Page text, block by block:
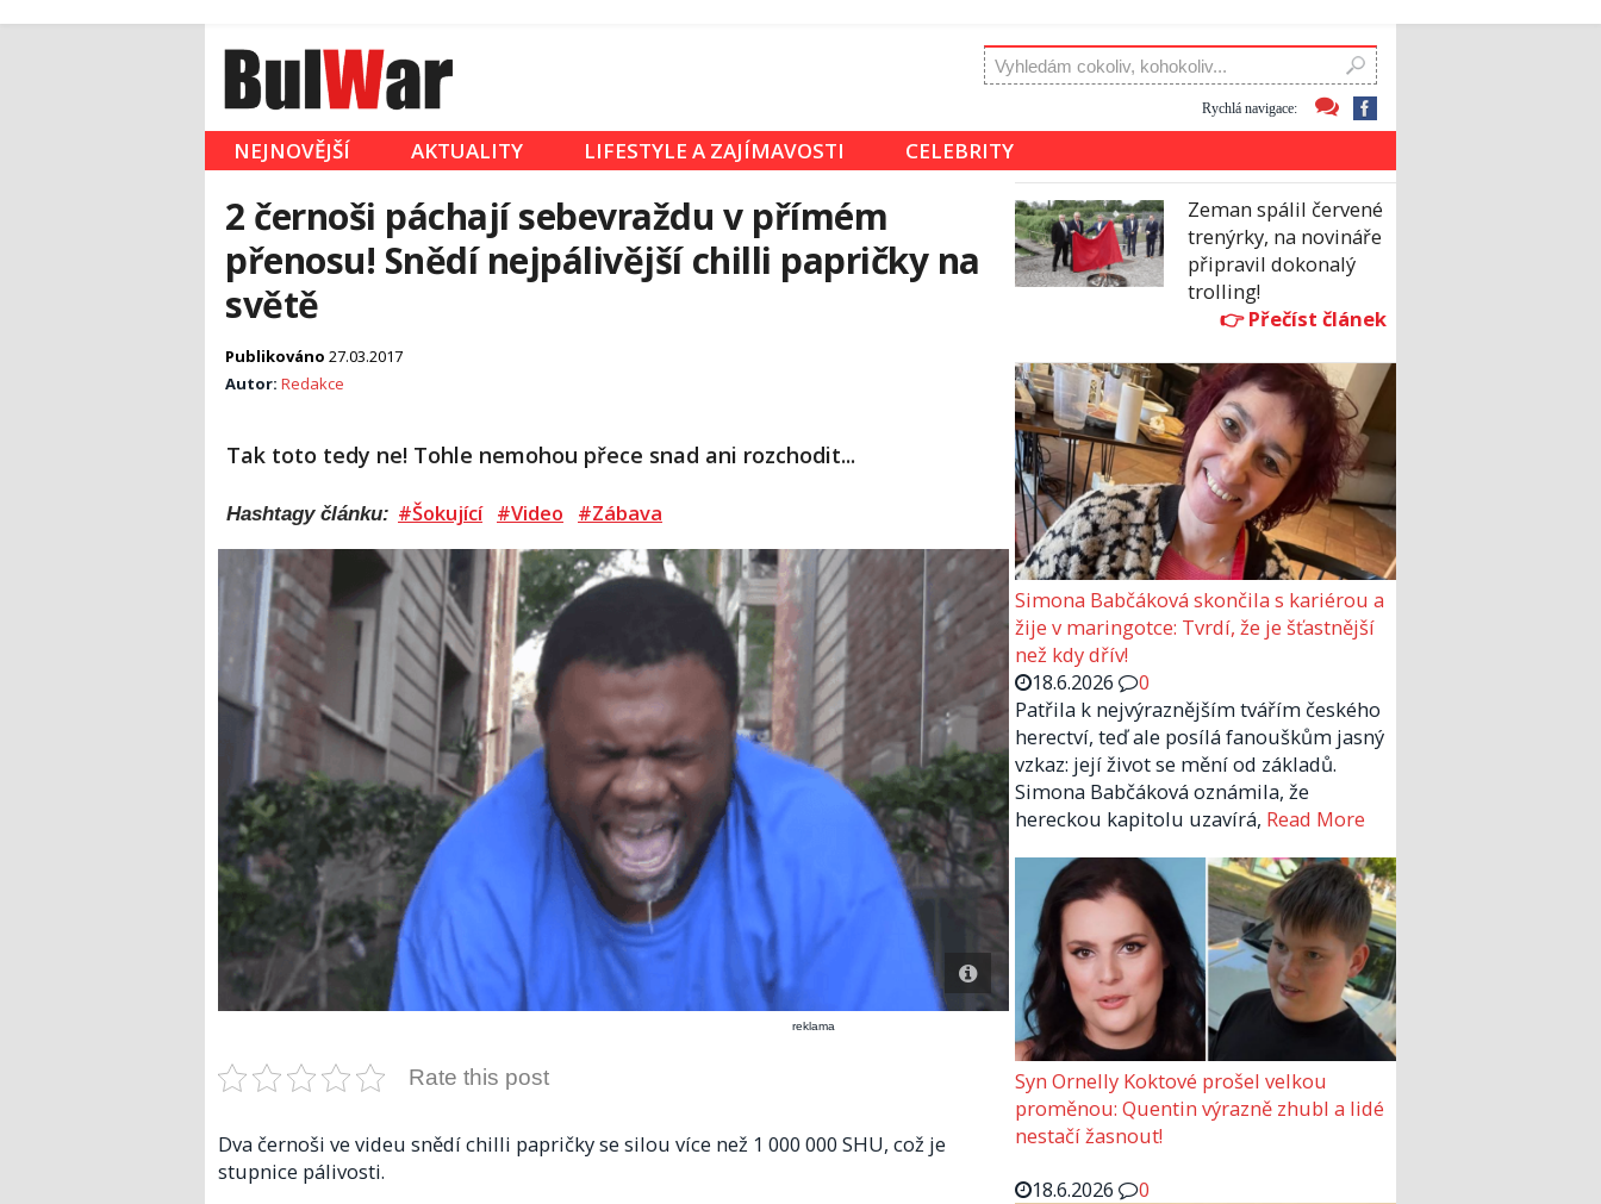
Rychlá navigace:
NEJNOVĚJŠÍ AKTUALITY LIFESTYLE A ZAJÍMAVOSTI CELEBRITY
2 černoši páchají sebevraždu v přímém
přenosu! Snědí nejpálivější chilli papričky na
světě
Publikováno 27.03.2017
Autor: Redakce
Tak toto tedy ne! Tohle nemohou přece snad ani rozchodit...
Hashtagy článku: #Šokující #Video #Zábava
reklama
Rate this post
Dva černoši ve videu snědí chilli papričky se silou více než 1 000 000 SHU, což je
stupnice pálivosti.
Zeman spálil červené
trenýrky, na novináře
připravil dokonalý
trolling!
Simona Babčáková skončila s kariérou a
žije v maringotce: Tvrdí, že je šťastnější
než kdy dřív!
18.6.2026
0
Patřila k nejvýraznějším tvářím českého
herectví, teď ale posílá fanouškům jasný
vzkaz: její život se mění od základů.
Simona Babčáková oznámila, že
hereckou kapitolu uzavírá, Read More
Syn Ornelly Koktové prošel velkou
proměnou: Quentin výrazně zhubl a lidé
nestačí žasnout!
18.6.2026
0